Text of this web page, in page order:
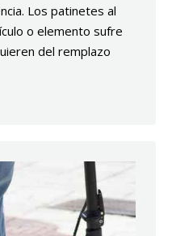
Los patinetes al
o elemento sufre
del remplazo